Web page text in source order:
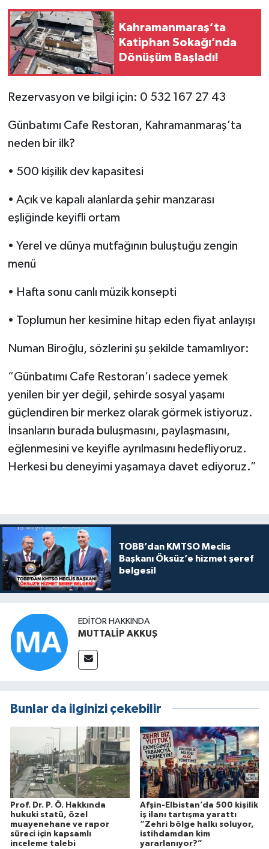
Kahramanmaraş’ta
Katiphan Sokağı’nda
Dönüşüm Başladı!
Rezervasyon ve bilgi için: 0 532 167 27 43
Günbatımı Cafe Restoran, Kahramanmaraş’ta
neden bir ilk?
• 500 kişilik dev kapasitesi
• Açık ve kapalı alanlarda şehir manzarası
eşliğinde keyifli ortam
• Yerel ve dünya mutfağının buluştuğu zengin
menü
• Hafta sonu canlı müzik konsepti
• Toplumun her kesimine hitap eden fiyat anlayışı
Numan Biroğlu, sözlerini şu şekilde tamamlıyor:
“Günbatımı Cafe Restoran’ı sadece yemek
yenilen bir yer değil, şehirde sosyal yaşamı
güçlendiren bir merkez olarak görmek istiyoruz.
İnsanların burada buluşmasını, paylaşmasını,
eğlenmesini ve keyifle ayrılmasını hedefliyoruz.
Herkesi bu deneyimi yaşamaya davet ediyoruz.”
TOBB’dan KMTSO Meclis
Başkanı Öksüz’e hizmet şeref
belgesi!
EDITÖR HAKKINDA
MUTTALİP AKKUŞ
Bunlar da ilginizi çekebilir
Prof. Dr. P. Ö. Hakkında
hukuki statü, özel
muayenehane ve rapor
süreci için kapsamlı
inceleme talebi
Afşin-Elbistan’da 500 kişilik
iş ilanı tartışma yarattı
“Zehri bölge halkı soluyor,
istihdamdan kim
yararlanıyor?”